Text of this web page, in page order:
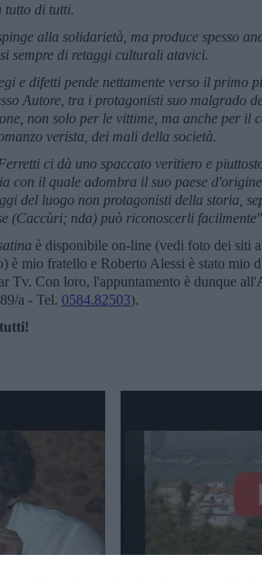
tutto di tutti.
alla solidarietà, ma produce spesso
sempre di retaggi culturali atavici.
e difetti pende nettamente verso il primo
Autore, tra i protagonisti suo malgrado
non solo per le vittime, ma anche per il
verista, dei mali della società.
ci dà uno spaccato veritiero e
con il quale adombra il suo paese
del luogo non protagonisti della storia,
(Caccùri; nda) può riconoscerli facilmente
è disponibile on-line (vedi foto dei siti
è mio fratello e Roberto Alessi è stato mio
Tv. Con loro, l'appuntamento è dunque all'
a - Tel. 0584.82503).